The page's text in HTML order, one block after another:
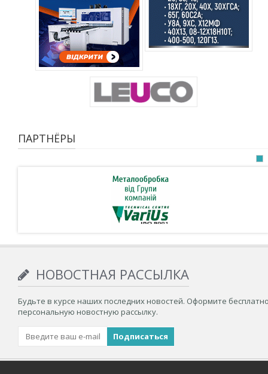
ПАРТНЁРЫ
НОВОСТНАЯ РАССЫЛКА
Будьте в курсе наших последних новостей. Оформите
персональную новостную рассылку.